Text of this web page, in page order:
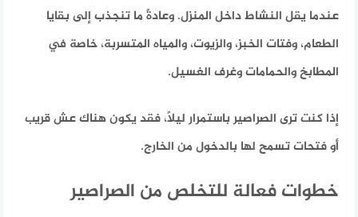
عندما يقل النشاط داخل المنزل. وعادةً ما تنجذب إلى بقايا
الطعام، وفتات الخبز، والزيوت، والمياه المتسربة، خاصة في
المطابخ والحمامات وغرف الغسيل.
إذا كنت ترى الصراصير باستمرار ليلًا، فقد يكون هناك عش قريب
أو فتحات تسمح لها بالدخول من الخارج.
خطوات فعالة للتخلص من الصراصير